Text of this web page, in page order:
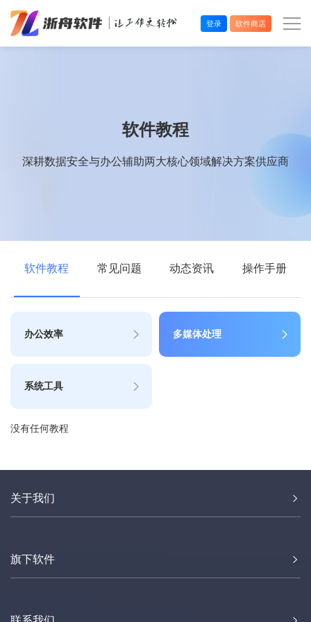
登录 软件商店
软件教程
深耕数据安全与办公辅助两大核心领域解决方案供应商
软件教程 常见问题 动态资讯 操作手册
办公效率 多媒体处理
系统工具
没有任何教程
关于我们
旗下软件